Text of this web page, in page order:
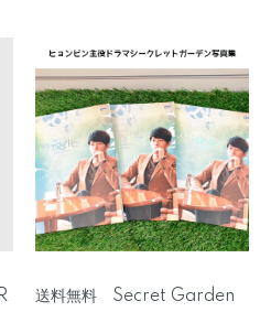
送料無料 Secret Garden